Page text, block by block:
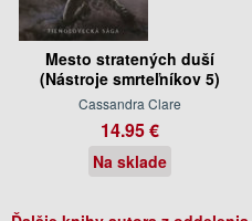
Mesto stratených duší
(Nástroje smrteľníkov 5)
Cassandra Clare
14.95 €
Na sklade